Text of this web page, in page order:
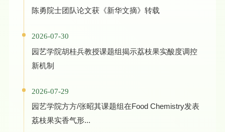
陈勇院士团队论文获《新华文摘》转载
2026-07-30
园艺学院胡桂兵教授课题组揭示荔枝果实酸度调控
新机制
2026-07-29
园艺学院方方/张昭其课题组在Food Chemistry发表
荔枝果实香气形...